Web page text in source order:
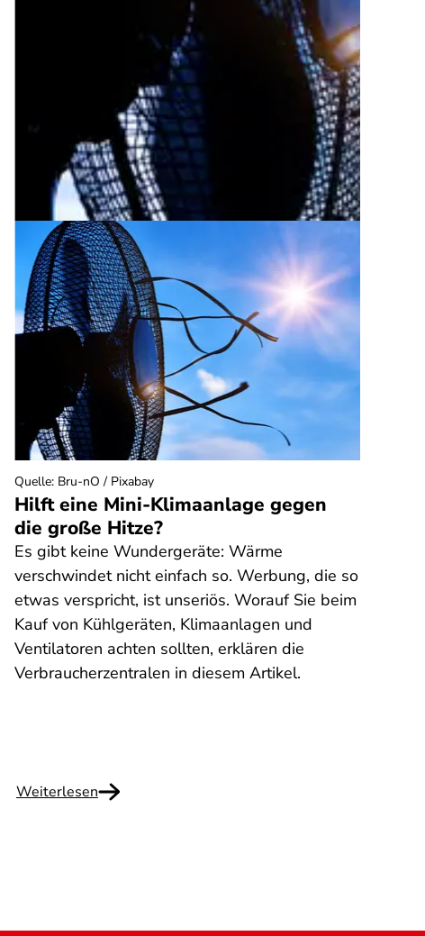
Hilft eine Mini-Klimaanlage gegen
die große Hitze?
Es gibt keine Wundergeräte: Wärme
verschwindet nicht einfach so. Werbung, die so
etwas verspricht, ist unseriös. Worauf Sie beim
Kauf von Kühlgeräten, Klimaanlagen und
Ventilatoren achten sollten, erklären die
Verbraucherzentralen in diesem Artikel.
Weiterlesen
Quelle: Bru-nO / Pixabay